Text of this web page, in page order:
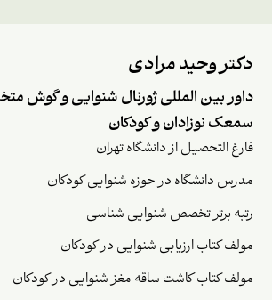
دکتر وحید مرادی
داور بین المللی ژورنال شنوایی و گوش
سمعک نوزادان و کودکان
فارغ التحصیل از دانشگاه تهران
مدرس دانشگاه در حوزه شنوایی کودکان
رتبه برتر تخصص شنوایی شناسی
مولف کتاب ارزیابی شنوایی در کودکان
مولف کتاب کاشت ساقه مغز شنوایی در کودکان